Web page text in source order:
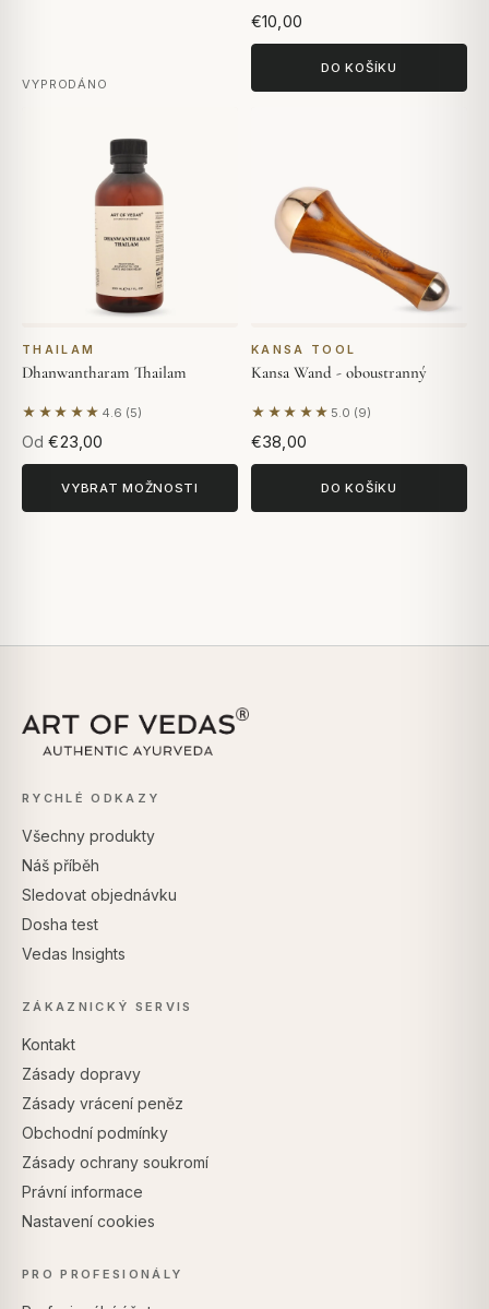
VYPRODÁNO
€10,00
DO KOŠÍKU
THAILAM
Dhanwantharam Thailam
★★★★★ 4.6 (5)
Na základě 5 hodnocení
Od €23,00
VYBRAT MOŽNOSTI
KANSA TOOL
Kansa Wand - oboustranný
★★★★★ 5.0 (9)
Na základě 9 hodnocení
€38,00
DO KOŠÍKU
RYCHLÉ ODKAZY
Všechny produkty
Náš příběh
Sledovat objednávku
Dosha test
Vedas Insights
ZÁKAZNICKÝ SERVIS
Kontakt
Zásady dopravy
Zásady vrácení peněz
Obchodní podmínky
Zásady ochrany soukromí
Právní informace
Nastavení cookies
PRO PROFESIONÁLY